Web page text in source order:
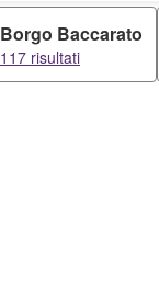
Borgo Baccarato
117 risultati